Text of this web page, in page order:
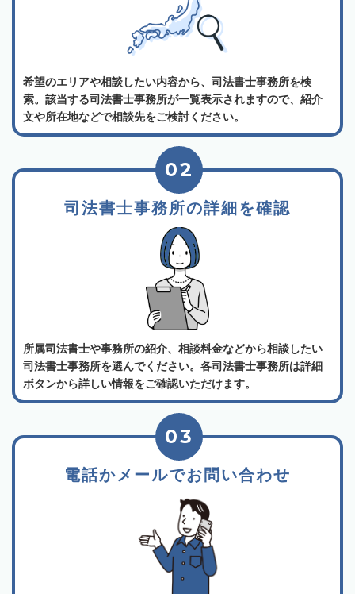
希望のエリアや相談したい内容から、司法書士事務所を検
索。該当する司法書士事務所が一覧表示されますので、紹介
文や所在地などで相談先をご検討ください。
司法書士事務所の詳細を確認
02
所属司法書士や事務所の紹介、相談料金などから相談したい
司法書士事務所を選んでください。各司法書士事務所は詳細
ボタンから詳しい情報をご確認いただけます。
電話かメールでお問い合わせ
03